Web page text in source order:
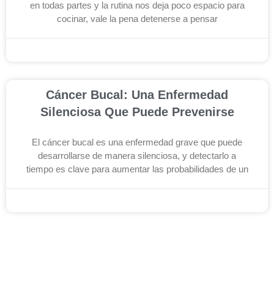
en todas partes y la rutina nos deja poco espacio para
cocinar, vale la pena detenerse a pensar
Cáncer Bucal: Una Enfermedad
Silenciosa Que Puede Prevenirse
El cáncer bucal es una enfermedad grave que puede
desarrollarse de manera silenciosa, y detectarlo a
tiempo es clave para aumentar las probabilidades de un